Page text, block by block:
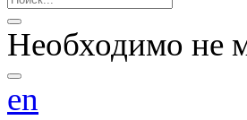
Необходимо не
en